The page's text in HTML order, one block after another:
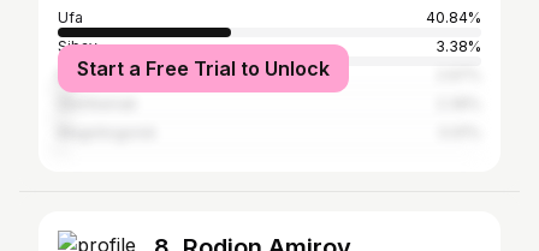
Ufa
40.84%
Sibay
3.38%
Moscow
Start a Free Trial to Unlock